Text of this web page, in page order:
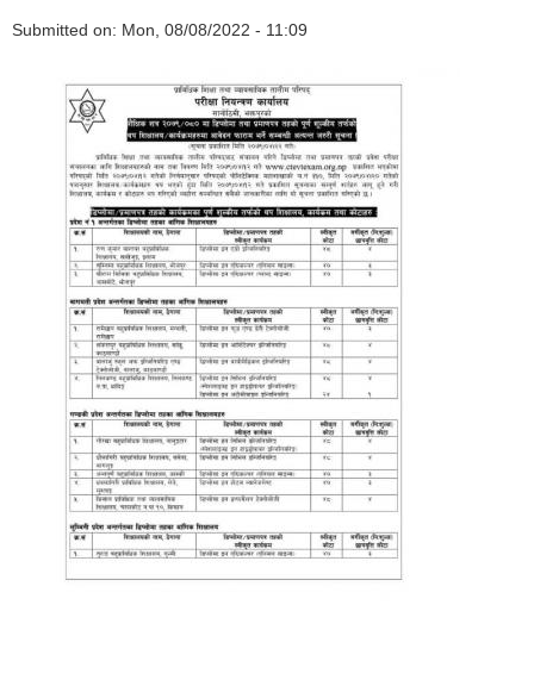
Submitted on: Mon, 08/08/2022 - 11:09